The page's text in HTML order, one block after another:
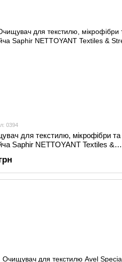
0394
для текстилю, мікрофібри та
Saphir NETTOYANT Textiles &